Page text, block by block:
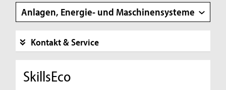
Anlagen, Energie- und Maschinensysteme
Kontakt & Service
SkillsEco